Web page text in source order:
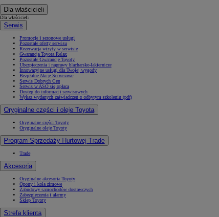
Dla właścicieli
Dla właścicieli
Serwis
Promocje i sezonowe usługi
Pozostałe oferty serwisu
Rezerwacja wizyty w serwisie
Gwarancja Toyota Relax
Pozostałe Gwarancje Toyoty
Ubezpieczenia i naprawy blacharsko-lakiernicze
Innowacyjne usługi dla Twojej wygody
Bezpłatne Akcje Serwisowe
Serwis Dobrych Cen
Serwis w ASO się opłaca
Dostęp do informacji serwisowych
Wykaz wydanych zaświadczeń o odbytym szkoleniu (pdf)
Oryginalne części i oleje Toyota
Oryginalne części Toyoty
Oryginalne oleje Toyoty
Program Sprzedaży Hurtowej Trade
Trade
Akcesoria
Oryginalne akcesoria Toyoty
Opony i koła zimowe
Zabudowy samochodów dostawczych
Zabezpieczenia i alarmy
Sklep Toyoty
Strefa klienta